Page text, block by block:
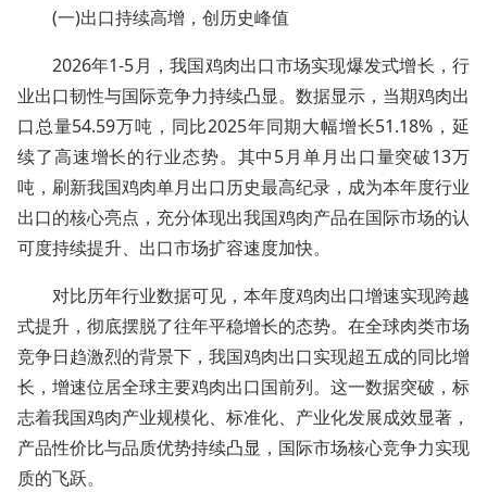
(一)出口持续高增，创历史峰值
2026年1-5月，我国鸡肉出口市场实现爆发式增长，行
业出口韧性与国际竞争力持续凸显。数据显示，当期鸡肉出
口总量54.59万吨，同比2025年同期大幅增长51.18%，延
续了高速增长的行业态势。其中5月单月出口量突破13万
吨，刷新我国鸡肉单月出口历史最高纪录，成为本年度行业
出口的核心亮点，充分体现出我国鸡肉产品在国际市场的认
可度持续提升、出口市场扩容速度加快。
对比历年行业数据可见，本年度鸡肉出口增速实现跨越
式提升，彻底摆脱了往年平稳增长的态势。在全球肉类市场
竞争日趋激烈的背景下，我国鸡肉出口实现超五成的同比增
长，增速位居全球主要鸡肉出口国前列。这一数据突破，标
志着我国鸡肉产业规模化、标准化、产业化发展成效显著，
产品性价比与品质优势持续凸显，国际市场核心竞争力实现
质的飞跃。